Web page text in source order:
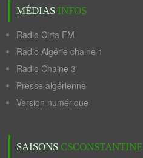
MÉDIAS INFOS
Radio Cirta FM
Radio Algérie chaine 1
Radio Chaine 3
Presse algérienne
Version numérique
SAISONS CSCONSTANTINE